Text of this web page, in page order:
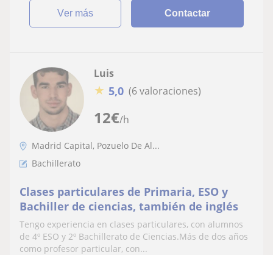
ver más Contactar
12€/h
Luis
★ 5,0 (6 valoraciones)
Madrid Capital, Pozuelo De Al...
Bachillerato
Clases particulares de Primaria, ESO y
Bachiller de ciencias, también de inglés
Tengo experiencia en clases particulares, con alumnos
de 4º ESO y 2º Bachillerato de Ciencias.Más de dos años
como profesor particular, con...